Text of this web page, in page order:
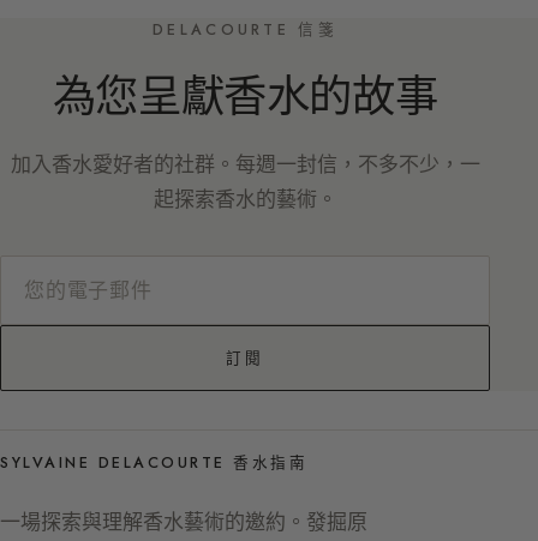
DELACOURTE 信箋
為您呈獻香水的故事
加入香水愛好者的社群。每週一封信，不多不少，一
起探索香水的藝術。
訂閱
SYLVAINE DELACOURTE 香水指南
一場探索與理解香水藝術的邀約。發掘原